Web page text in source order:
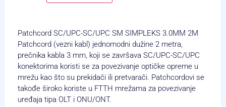
Patchcord SC/UPC-SC/UPC SM SIMPLEKS 3.0MM 2M
Patchcord (vezni kabl) jednomodni dužine 2 metra,
prečnika kabla 3 mm, koji se završava SC/UPC-SC/UPC
konektorima koristi se za povezivanje optičke opreme u
mrežu kao što su prekidači ili pretvarači. Patchcordovi se
takođe široko koriste u FTTH mrežama za povezivanje
uređaja tipa OLT i ONU/ONT.